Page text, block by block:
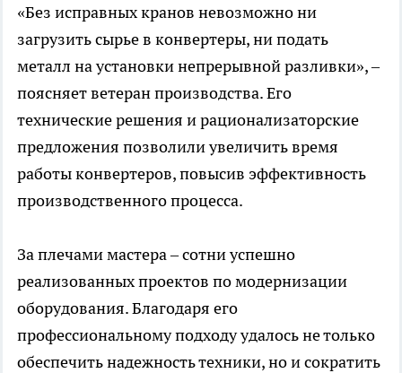
«Без исправных кранов невозможно ни
загрузить сырье в конвертеры, ни подать
металл на установки непрерывной разливки», –
поясняет ветеран производства. Его
технические решения и рационализаторские
предложения позволили увеличить время
работы конвертеров, повысив эффективность
производственного процесса.
За плечами мастера – сотни успешно
реализованных проектов по модернизации
оборудования. Благодаря его
профессиональному подходу удалось не только
обеспечить надежность техники, но и сократить